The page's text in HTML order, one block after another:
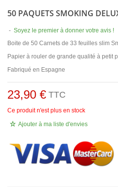
50 PAQUETS SMOKING
- Soyez le premier à donner votre avis !
Boite de 50 Carnets de 33 feuilles slim
Papier à rouler de grande qualité à petit
Fabriqué en Espagne
23,90 € TTC
Ce produit n'est plus en stock
Ajouter à ma liste d'envies